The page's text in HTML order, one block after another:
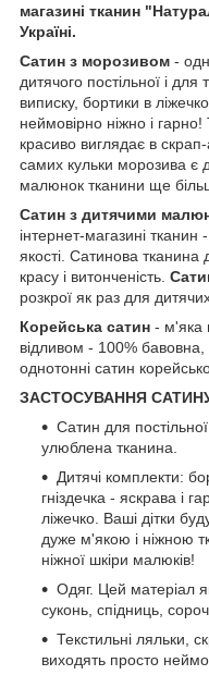
магазині тканин
Україні.
Сатин з морозивом -
дитячого постільної і
виписку, бортики в
неймовірно ніжно і
красиво виглядає в
самих кульки морозива є
малюнок тканини ще
Сатин з дитячими
інтернет-магазині тканин -
якості. Сатинова тканина
красу і витонченість.
розкрої як раз для
Корейська сатин - м'яка
відливом - 100% бавовна,
однотонні сатин
ЗАСТОСУВАННЯ
Сатин для
улюблена тканина.
Дитячі комплекти:
гніздечка - яскрава і
ліжечко. Ваші дітки
дуже м'якою і ніжною
ніжної шкіри малюків!
Одяг. Цей матеріал
суконь, спідниць,
Текстильні ляльки,
виходять просто